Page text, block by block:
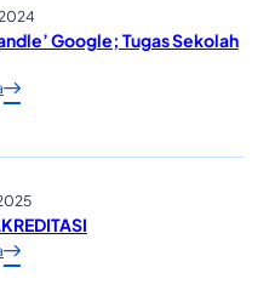
Google; Tugas Sekolah